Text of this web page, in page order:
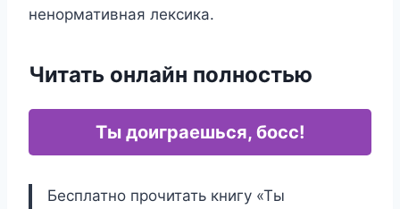
ненормативная лексика.
Читать онлайн полностью
Ты доиграешься, босс!
Бесплатно прочитать книгу «Ты